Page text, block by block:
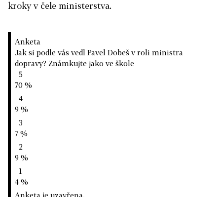
kroky v čele ministerstva.
Anketa
Jak si podle vás vedl Pavel Dobeš v roli ministra
dopravy? Známkujte jako ve škole
5
70 %
4
9 %
3
7 %
2
9 %
1
4 %
Anketa je uzavřena.